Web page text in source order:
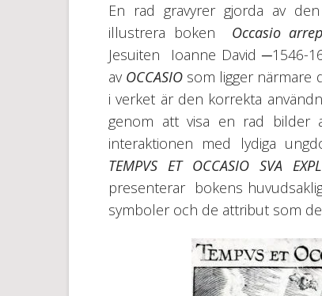
En rad gravyrer gjorda av
illustrera boken Occasio
Jesuiten Ioanne David ─1546-
av OCCASIO som ligger närmare
i verket är den korrekta
genom att visa en rad bilder
interaktionen med lydiga
TEMPVS ET OCCASIO SVA
presenterar bokens
symboler och de attribut som